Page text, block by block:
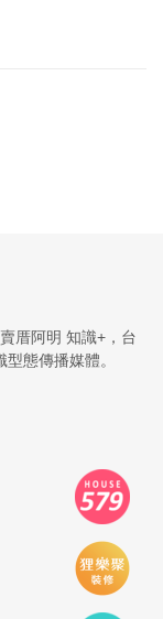
厝阿明 知識+，台
態傳播媒體。